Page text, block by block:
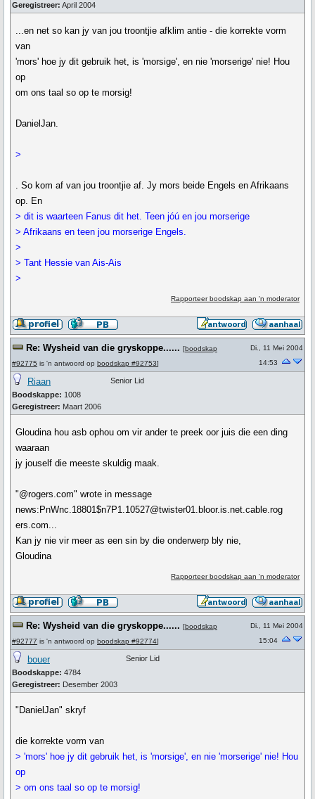
Geregistreer: April 2004
...en net so kan jy van jou troontjie afklim antie - die korrekte vorm
van
'mors' hoe jy dit gebruik het, is 'morsige', en nie 'morserige' nie! Hou
op
om ons taal so op te morsig!
DanielJan.
>
. So kom af van jou troontjie af. Jy mors beide Engels en Afrikaans
op. En
> dit is waarteen Fanus dit het. Teen jóú en jou morserige
> Afrikaans en teen jou morserige Engels.
>
> Tant Hessie van Ais-Ais
>
Rapporteer boodskap aan 'n moderator
Re: Wysheid van die gryskoppe...... [boodskap
#92775 is 'n antwoord op boodskap #92753]
Di., 11 Mei 2004
14:53
Riaan
Boodskappe: 1008
Geregistreer: Maart 2006
Senior Lid
Gloudina hou asb ophou om vir ander te preek oor juis die een ding
waaraan
jy jouself die meeste skuldig maak.
"@rogers.com" wrote in message
news:PnWnc.18801$n7P1.10527@twister01.bloor.is.net.cable.rog
ers.com...
Kan jy nie vir meer as een sin by die onderwerp bly nie,
Gloudina
Rapporteer boodskap aan 'n moderator
Re: Wysheid van die gryskoppe...... [boodskap
#92777 is 'n antwoord op boodskap #92774]
Di., 11 Mei 2004
15:04
bouer
Boodskappe: 4784
Geregistreer: Desember 2003
Senior Lid
"DanielJan" skryf
die korrekte vorm van
> 'mors' hoe jy dit gebruik het, is 'morsige', en nie 'morserige' nie! Hou
op
> om ons taal so op te morsig!